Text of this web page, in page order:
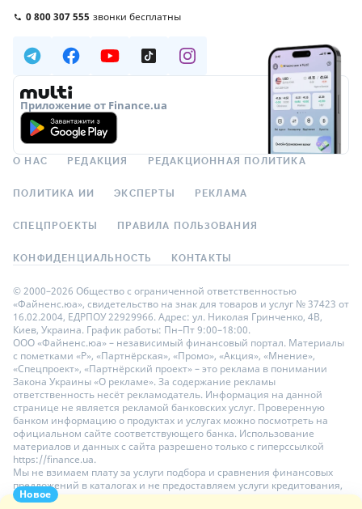
Новое
0 800 307 555 звонки бесплатны
Приложение от Finance.ua
О НАС РЕДАКЦИЯ РЕДАКЦИОННАЯ ПОЛИТИКА
ПОЛИТИКА ИИ ЭКСПЕРТЫ РЕКЛАМА
СПЕЦПРОЕКТЫ ПРАВИЛА ПОЛЬЗОВАНИЯ
КОНФИДЕНЦИАЛЬНОСТЬ КОНТАКТЫ
© 2000–2026 Общество с ограниченной ответственностью
«Файненс.юа», свидетельство на знак для товаров и услуг № 37423 от
16.02.2004, ЕДРПОУ 22929966. Адрес: ул. Николая Гринченко, 4В,
Киев, Украина. График работы: Пн–Пт 9:00–18:00.
ООО «Файненс.юа» – независимый финансовый портал. Материалы
с пометками «Р», «Партнёрская», «Промо», «Акция», «Мнение»,
«Спецпроект», «Партнёрский проект» – это реклама в понимании
Закона Украины «О рекламе». За содержание рекламы
ответственность несёт рекламодатель. Информация на данной
странице не является рекламой банковских услуг. Проверенную
банком информацию о продуктах и услугах можно посмотреть на
официальном сайте соответствующего банка. Использование
материалов и данных с сайта разрешено только с гиперссылкой
https://finance.ua.
Мы не взимаем плату за услуги подбора и сравнения финансовых
предложений в каталогах и не предоставляем услуги кредитования,
размещения депозитов и страхования. Ваши личные данные на